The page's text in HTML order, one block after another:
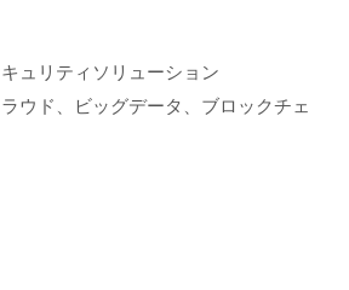
ュリティソリューション
ド、ビッグデータ、ブロックチェ